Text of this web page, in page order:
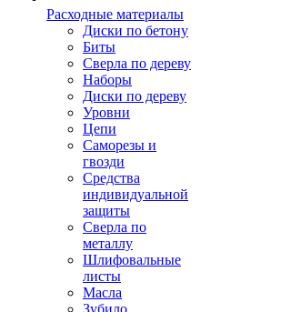
Расходные материалы
Диски по бетону
Биты
Сверла по дереву
Наборы
Диски по дереву
Уровни
Цепи
Саморезы и
гвозди
Средства
индивидуальной
защиты
Сверла по
металлу
Шлифовальные
листы
Масла
Зубило